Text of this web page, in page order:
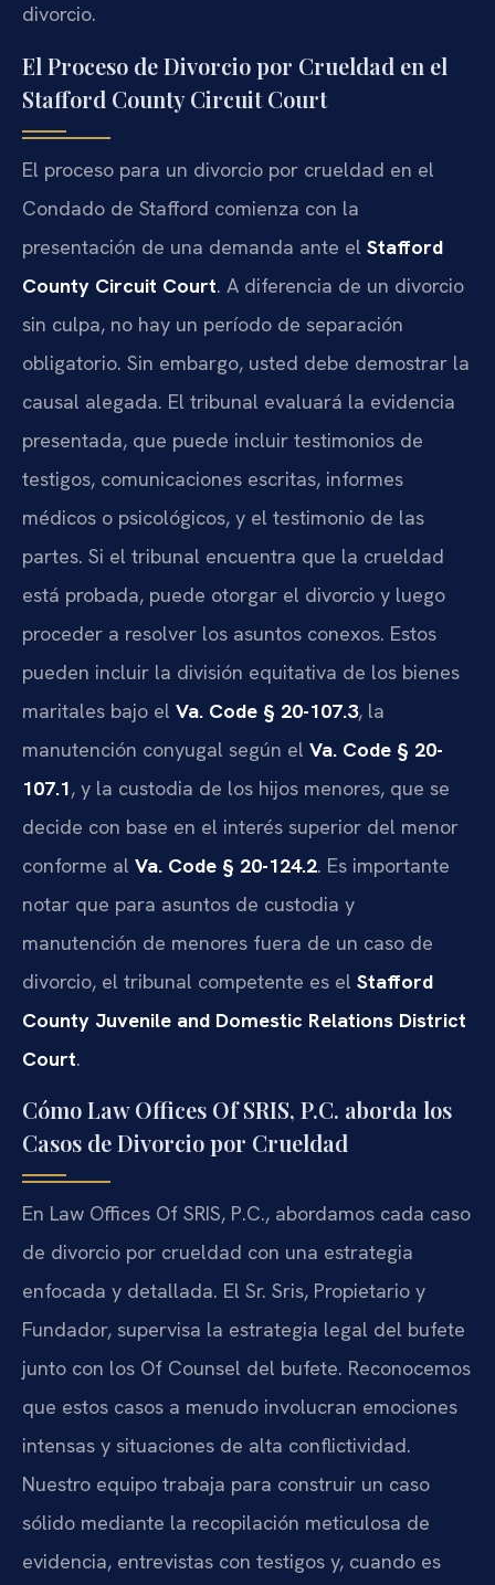
divorcio.
El Proceso de Divorcio por Crueldad en el
Stafford County Circuit Court
El proceso para un divorcio por crueldad en el
Condado de Stafford comienza con la
presentación de una demanda ante el Stafford
County Circuit Court. A diferencia de un divorcio
sin culpa, no hay un período de separación
obligatorio. Sin embargo, usted debe demostrar la
causal alegada. El tribunal evaluará la evidencia
presentada, que puede incluir testimonios de
testigos, comunicaciones escritas, informes
médicos o psicológicos, y el testimonio de las
partes. Si el tribunal encuentra que la crueldad
está probada, puede otorgar el divorcio y luego
proceder a resolver los asuntos conexos. Estos
pueden incluir la división equitativa de los bienes
maritales bajo el Va. Code § 20-107.3, la
manutención conyugal según el Va. Code § 20-
107.1, y la custodia de los hijos menores, que se
decide con base en el interés superior del menor
conforme al Va. Code § 20-124.2. Es importante
notar que para asuntos de custodia y
manutención de menores fuera de un caso de
divorcio, el tribunal competente es el Stafford
County Juvenile and Domestic Relations District
Court.
Cómo Law Offices Of SRIS, P.C. aborda los
Casos de Divorcio por Crueldad
En Law Offices Of SRIS, P.C., abordamos cada caso
de divorcio por crueldad con una estrategia
enfocada y detallada. El Sr. Sris, Propietario y
Fundador, supervisa la estrategia legal del bufete
junto con los Of Counsel del bufete. Reconocemos
que estos casos a menudo involucran emociones
intensas y situaciones de alta conflictividad.
Nuestro equipo trabaja para construir un caso
sólido mediante la recopilación meticulosa de
evidencia, entrevistas con testigos y, cuando es